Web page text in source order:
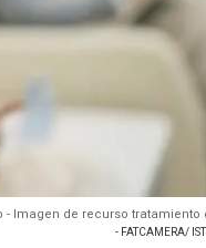
- Imagen de recurso
- FATCAMERA/